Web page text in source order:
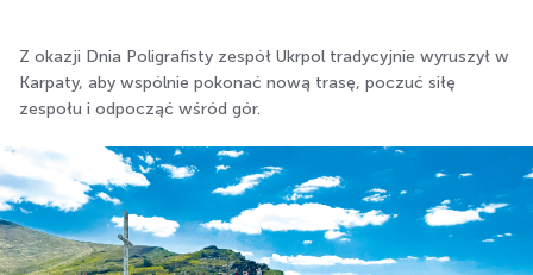
Z okazji Dnia Poligrafisty zespół Ukrpol tradycyjnie wyruszył w
Karpaty, aby wspólnie pokonać nową trasę, poczuć siłę
zespołu i odpocząć wśród gór.